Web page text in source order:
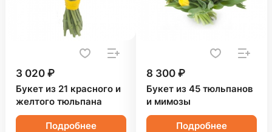
3 020 ₽
Букет из 21 красного и
желтого тюльпана
Подробнее
8 300 ₽
Букет из 45 тюльпанов
и мимозы
Подробнее